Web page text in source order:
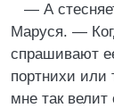
— А
Маруся. —
спрашивают
портнихи
мне так велит